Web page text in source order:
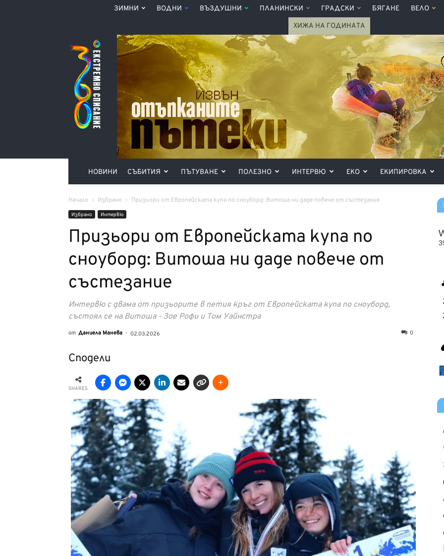
ЗИМНИ ВОДНИ ВЪЗДУШНИ ПЛАНИНСКИ ГРАДСКИ БЯГАНЕ ВЕЛО
ХИЖА НА ГОДИНАТА
Списание
360°
НОВИНИ СЪБИТИЯ ПЪТУВАНЕ ПОЛЕЗНО ИНТЕРВЮ ЕКО ЕКИПИРОВКА
Начало Избрано Призьори от Европейската купа по сноуборд: Витоша ни даде повече от състезание
Избрано Интервю
Призьори от Европейската купа по
сноуборд: Витоша ни даде повече от
състезание
Интервю с двама от призьорите в петия кръг от Европейската купа по сноуборд,
състоял се на Витоша - Зое Рофи и Том Уайнстра
от Даниела Манева - 02.03.2026 0
Сподели
SHARES